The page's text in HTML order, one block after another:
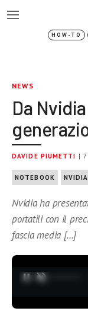
HOW-TO
NEWS
Da
DAVIDE PIUMETTI |
NOTEBOOK NVIDIA
Nvidia ha
portatili con il
fascia media […]